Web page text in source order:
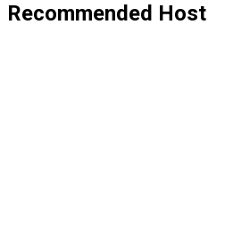
Recommended Host